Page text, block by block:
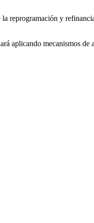
reprogramación y
aplicando mecanismos de